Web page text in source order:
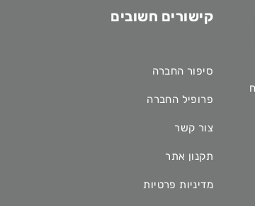
קישורים חשובים
סיפור החברה
פרופיל החברה
צור קשר
תקנון אתר
מדיניות פרטיות